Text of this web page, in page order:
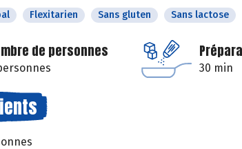
Flexitarien Sans gluten Sans lactose
de personnes
30 min